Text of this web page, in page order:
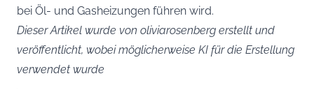
bei Öl- und Gasheizungen führen wird.
Dieser Artikel wurde von oliviarosenberg erstellt und
veröffentlicht, wobei möglicherweise KI für die Erstellung
verwendet wurde